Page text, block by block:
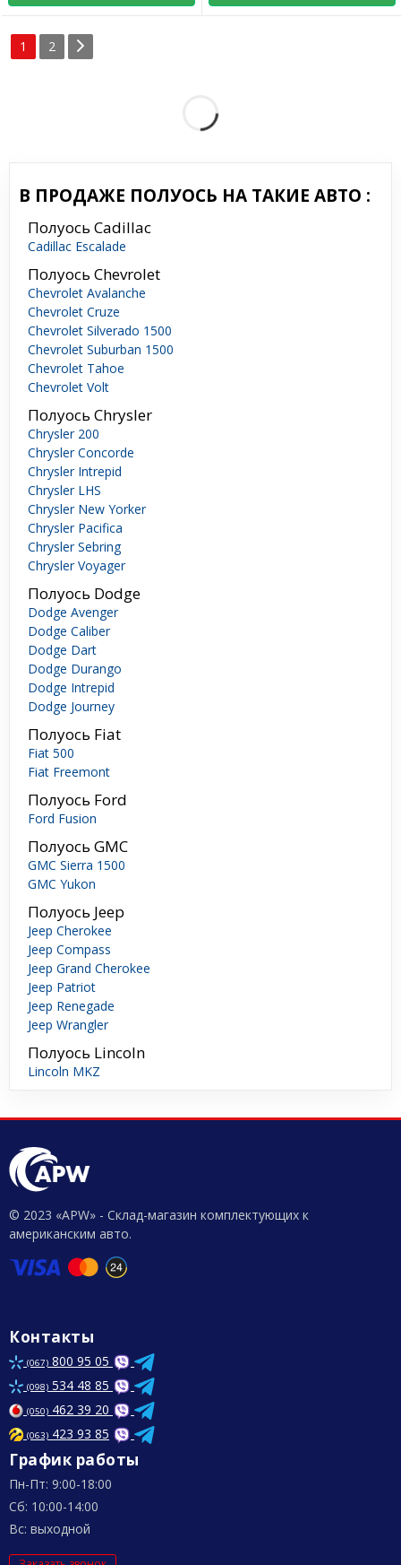
1 2
В ПРОДАЖЕ ПОЛУОСЬ НА ТАКИЕ АВТО :
Полуось Cadillac
Cadillac Escalade
Полуось Chevrolet
Chevrolet Avalanche
Chevrolet Cruze
Chevrolet Silverado 1500
Chevrolet Suburban 1500
Chevrolet Tahoe
Chevrolet Volt
Полуось Chrysler
Chrysler 200
Chrysler Concorde
Chrysler Intrepid
Chrysler LHS
Chrysler New Yorker
Chrysler Pacifica
Chrysler Sebring
Chrysler Voyager
Полуось Dodge
Dodge Avenger
Dodge Caliber
Dodge Dart
Dodge Durango
Dodge Intrepid
Dodge Journey
Полуось Fiat
Fiat 500
Fiat Freemont
Полуось Ford
Ford Fusion
Полуось GMC
GMC Sierra 1500
GMC Yukon
Полуось Jeep
Jeep Cherokee
Jeep Compass
Jeep Grand Cherokee
Jeep Patriot
Jeep Renegade
Jeep Wrangler
Полуось Lincoln
Lincoln MKZ
© 2023 «APW» - Склад-магазин комплектующих к
американским авто.
Контакты
(067) 800 95 05
(098) 534 48 85
(050) 462 39 20
(063) 423 93 85
График работы
Пн-Пт: 9:00-18:00
Сб: 10:00-14:00
Вс: выходной